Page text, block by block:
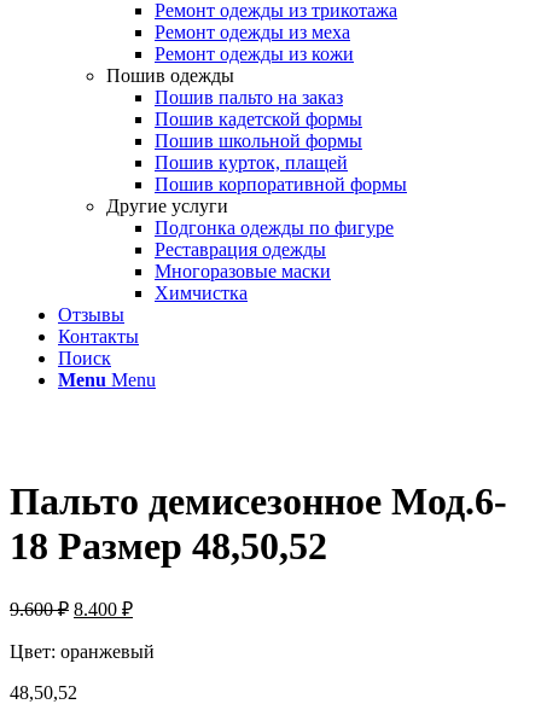
Ремонт одежды из трикотажа
Ремонт одежды из меха
Ремонт одежды из кожи
Пошив одежды
Пошив пальто на заказ
Пошив кадетской формы
Пошив школьной формы
Пошив курток, плащей
Пошив корпоративной формы
Другие услуги
Подгонка одежды по фигуре
Реставрация одежды
Многоразовые маски
Химчистка
Отзывы
Контакты
Поиск
Menu Menu
Пальто демисезонное Мод.6-
18 Размер 48,50,52
9.600₽ 8.400 ₽
Цвет: оранжевый
48,50,52